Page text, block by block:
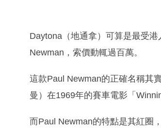
Daytona（地通拿）可算是最受
Newman，索價動輒過百萬。
這款Paul Newman的正確名稱其
曼）在1969年的賽車電影「
而Paul Newman的特點是其紅圈